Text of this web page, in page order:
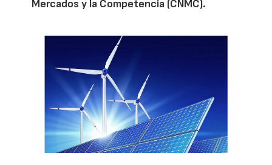
Mercados y la Competencia (CNMC).